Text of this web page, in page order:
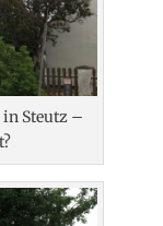
in Steutz –